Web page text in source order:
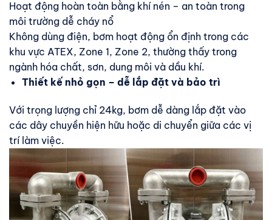
Hoạt động hoàn toàn bằng khí nén – an toàn trong
môi trường dễ cháy nổ
Không dùng điện, bơm hoạt động ổn định trong các
khu vực ATEX, Zone 1, Zone 2, thường thấy trong
ngành hóa chất, sơn, dung môi và dầu khí.
Thiết kế nhỏ gọn – dễ lắp đặt và bảo trì
Với trọng lượng chỉ 24kg, bơm dễ dàng lắp đặt vào
các dây chuyền hiện hữu hoặc di chuyển giữa các vị
trí làm việc.